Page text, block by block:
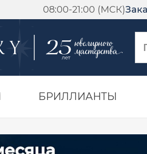
08:00-21:00 (МСК)
БРИЛЛИАНТЫ